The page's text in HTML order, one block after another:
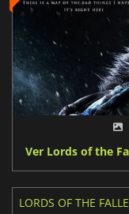
Ver Lords of the
LORDS OF THE